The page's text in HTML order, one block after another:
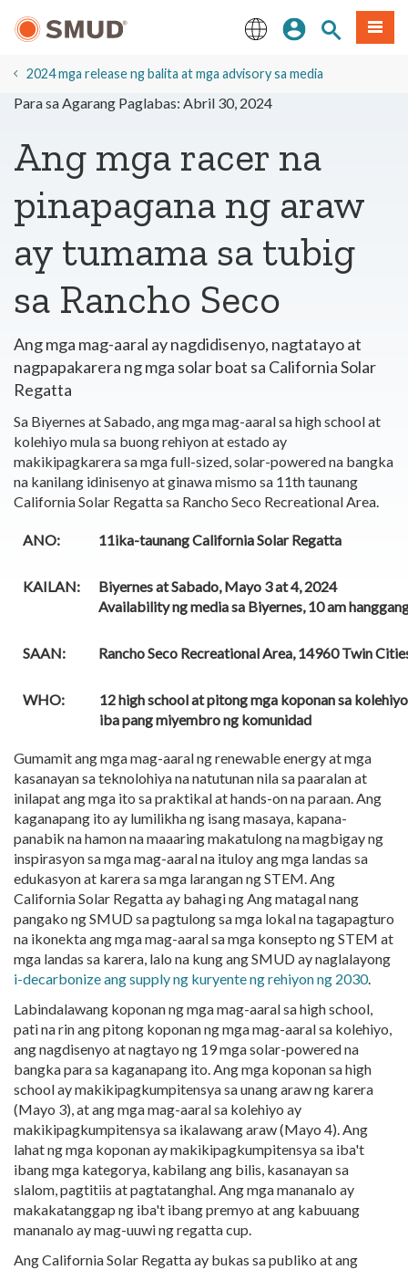
Nilalaman
Mag-sign InMenu
2024 mga release ng balita at mga advisory sa media
Para sa Agarang Paglabas: Abril 30, 2024
Ang mga racer na
pinapagana ng araw
ay tumama sa tubig
sa Rancho Seco
Ang mga mag-aaral ay nagdidisenyo, nagtatayo at
nagpapakarera ng mga solar boat sa California Solar
Regatta
Sa Biyernes at Sabado, ang mga mag-aaral sa high school at
kolehiyo mula sa buong rehiyon at estado ay
makikipagkarera sa mga full-sized, solar-powered na bangka
na kanilang idinisenyo at ginawa mismo sa 11th taunang
California Solar Regatta sa Rancho Seco Recreational Area.
ANO: 11ika-taunang California Solar Regatta
KAILAN:
Biyernes at Sabado, Mayo 3 at 4, 2024
Availability ng media sa Biyernes, 10 am
SAAN: Rancho Seco Recreational Area, 14960 Twin
WHO:
12 high school at pitong mga koponan sa
iba pang miyembro ng komunidad
Gumamit ang mga mag-aaral ng renewable energy at mga
kasanayan sa teknolohiya na natutunan nila sa paaralan at
inilapat ang mga ito sa praktikal at hands-on na paraan. Ang
kaganapang ito ay lumilikha ng isang masaya, kapana-
panabik na hamon na maaaring makatulong na magbigay ng
inspirasyon sa mga mag-aaral na ituloy ang mga landas sa
edukasyon at karera sa mga larangan ng STEM. Ang
California Solar Regatta ay bahagi ngAng matagal nang
pangako ng SMUD sa pagtulong sa mga lokal na tagapagturo
na ikonekta ang mga mag-aaral sa mga konsepto ng STEM at
mga landas sa karera, lalo na kung ang SMUD ay naglalayong
i-decarbonize ang supply ng kuryente ng rehiyon ng 2030.
Labindalawang koponan ng mga mag-aaral sa high school,
pati na rin ang pitong koponan ng mga mag-aaral sa kolehiyo,
ang nagdisenyo at nagtayo ng 19 mga solar-powered na
bangka para sa kaganapang ito. Ang mga koponan sa high
school ay makikipagkumpitensya sa unang araw ng karera
(Mayo 3), at ang mga mag-aaral sa kolehiyo ay
makikipagkumpitensya sa ikalawang araw (Mayo 4). Ang
lahat ng mga koponan ay makikipagkumpitensya sa iba't
ibang mga kategorya, kabilang ang bilis, kasanayan sa
slalom, pagtitiis at pagtatanghal. Ang mga mananalo ay
makakatanggap ng iba't ibang premyo at ang kabuuang
mananalo ay mag-uuwi ng regatta cup.
Ang California Solar Regatta ay bukas sa publiko at ang